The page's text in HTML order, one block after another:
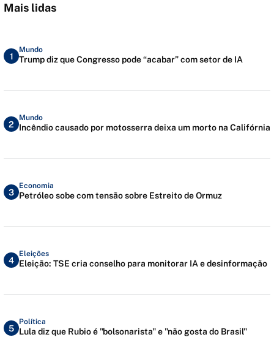
Mais lidas
1
Mundo
Trump diz que Congresso pode “acabar” com setor de IA
2
Mundo
Incêndio causado por motosserra deixa um morto na Califórnia
3
Economia
Petróleo sobe com tensão sobre Estreito de Ormuz
4
Eleições
Eleição: TSE cria conselho para monitorar IA e desinformação
5
Política
Lula diz que Rubio é "bolsonarista" e "não gosta do Brasil"